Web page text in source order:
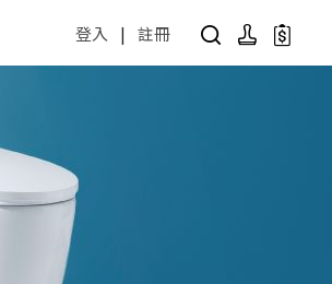
面盆 / 感應龍頭 / 拖布盆
便斗 / 馬桶 / 蹲便
公共配件
登入 | 註冊
已下架商品